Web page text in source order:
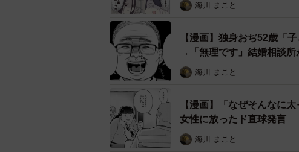
桜木の提案はまっ
すると後日、なんとウスイが来店したので
喜ぶ桜木でしたが、担当者として名乗った
口にしたのは「ツツジさんが良かったな…
り替え、夏服選びを全力でサポートしま
好み」と書かれていたため、シンプルなブ
海川 まこと
【漫画】独身おぢ52歳「
→「無理です」結婚相談所
海川 まこと
【漫画】「なぜそんなに
女性に放ったド直球発言
海川 まこと